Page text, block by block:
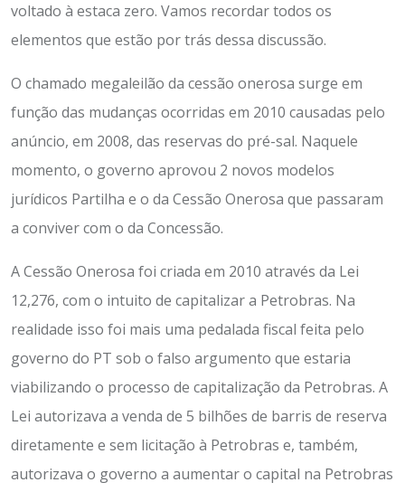
voltado à estaca zero. Vamos recordar todos os
elementos que estão por trás dessa discussão.
O chamado megaleilão da cessão onerosa surge em
função das mudanças ocorridas em 2010 causadas pelo
anúncio, em 2008, das reservas do pré-sal. Naquele
momento, o governo aprovou 2 novos modelos
jurídicos Partilha e o da Cessão Onerosa que passaram
a conviver com o da Concessão.
A Cessão Onerosa foi criada em 2010 através da Lei
12,276, com o intuito de capitalizar a Petrobras. Na
realidade isso foi mais uma pedalada fiscal feita pelo
governo do PT sob o falso argumento que estaria
viabilizando o processo de capitalização da Petrobras. A
Lei autorizava a venda de 5 bilhões de barris de reserva
diretamente e sem licitação à Petrobras e, também,
autorizava o governo a aumentar o capital na Petrobras